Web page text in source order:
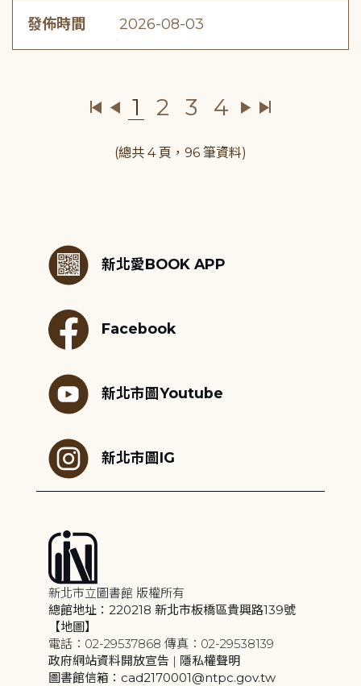
發佈時間 2026-08-03
1 2 3 4
(總共 4 頁，96 筆資料)
新北愛BOOK APP
Facebook
新北市圖Youtube
新北市圖IG
新北市立圖書館 版權所有
總館地址：220218 新北市板橋區貴興路139號
【地圖】
電話：02-29537868 傳真：02-29538139
政府網站資料開放宣告 | 隱私權聲明
圖書館信箱：cad2170001@ntpc.gov.tw